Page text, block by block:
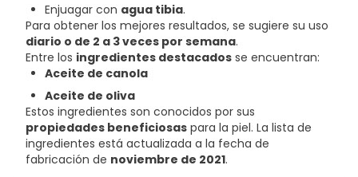
Enjuagar con agua tibia.
Para obtener los mejores resultados, se sugiere su uso
diario o de 2 a 3 veces por semana.
Entre los ingredientes destacados se encuentran:
Aceite de canola
Aceite de oliva
Estos ingredientes son conocidos por sus
propiedades beneficiosas para la piel. La lista de
ingredientes está actualizada a la fecha de
fabricación de noviembre de 2021.